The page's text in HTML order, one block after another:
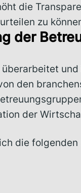
die
zu
der
den
der
die